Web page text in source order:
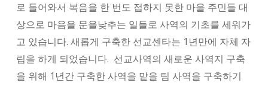
로 들어와서 복음을 한 번도 접하지 못한 마을 주민들 대
상으로 마음을 문을낮추는 일들로 사역의 기초를 세워가
고 있습니다. 새롭게 구축한 선교센타는 1년만에 자체 자
립을 하게 되었습니다. 선교사역의 새로운 사역지 구축
을 위해 1년간 구축한 사역을 맡을 팀 사역을 구축하기